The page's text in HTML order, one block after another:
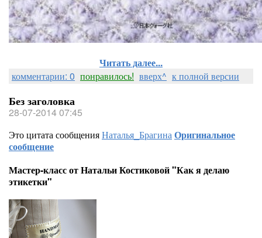
Читать далее...
комментарии: 0 понравилось! вверх^ к полной версии
Без заголовка
28-07-2014 07:45
Это цитата сообщенияНаталья_БрагинаОригинальное
сообщение
Мастер-класс от Натальи Костиковой "Как я делаю
этикетки"